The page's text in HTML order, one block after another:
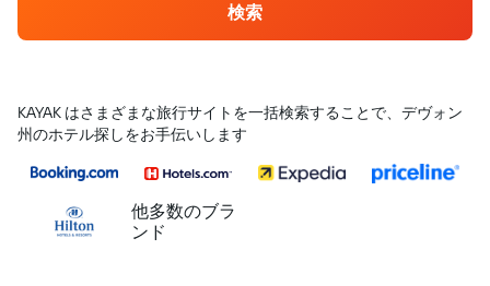
検索
KAYAK はさまざまな旅行サイトを一括検索することで、デヴォン
州のホテル探しをお手伝いします
他多数のブラ
ンド